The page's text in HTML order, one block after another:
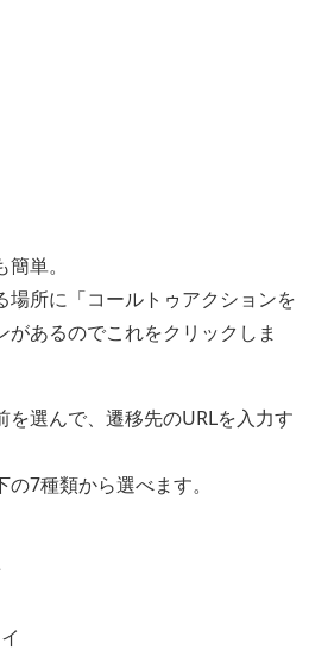
単。
場所に「コールトゥアクションを
があるのでこれをクリックしま
を選んで、遷移先のURLを入力す
7種類から選べます。